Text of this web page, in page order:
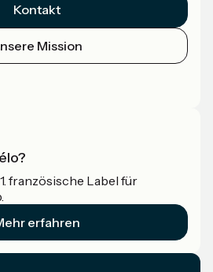
Kontakt
Mission
französische Label für
erfahren